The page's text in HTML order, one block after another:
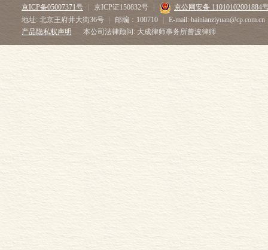
京ICP备05007371号 京ICP证150832号
京公网安备 11010102001884
地址: 北京王府井大街36号
邮编：100710
E-mail: bainianziyuan@cp.com.cn
产品隐私权声明
本公司法律顾问: 大成律师事务所曾波律师